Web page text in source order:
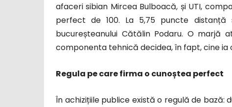
afaceri sibian Mircea Bulboacă, și UTI,
perfect de 100. La 5,75 puncte distanță
bucureșteanului Cătălin Podaru. O
componenta tehnică decidea, în fapt, cine ia
Regula pe care firma o cunoștea perfect
În achizițiile publice există o regulă de